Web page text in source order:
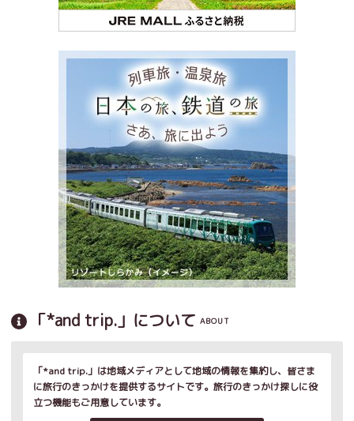
「*and trip.」について ABOUT
「*and trip.」は地域メディアとして地域の情報を集約し、皆さま
に旅行のきっかけを提供するサイトです。旅行のきっかけ探しに役
立つ機能もご用意しています。